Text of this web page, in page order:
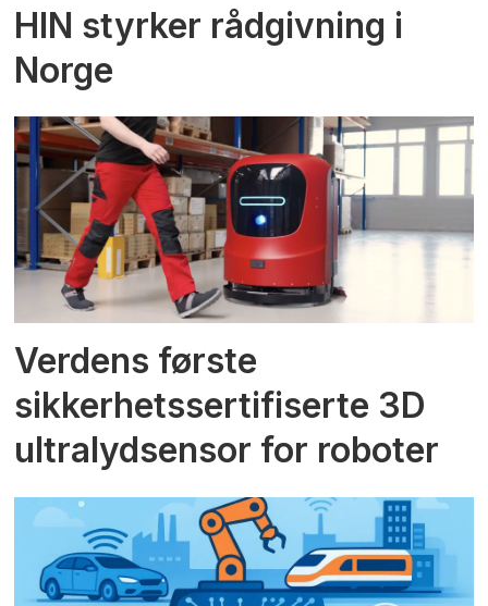
HIN styrker rådgivning i
Norge
Verdens første
sikkerhetssertifiserte 3D
ultralydsensor for roboter